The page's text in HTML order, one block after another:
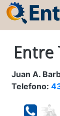
Entre
Juan A.
Telefono: